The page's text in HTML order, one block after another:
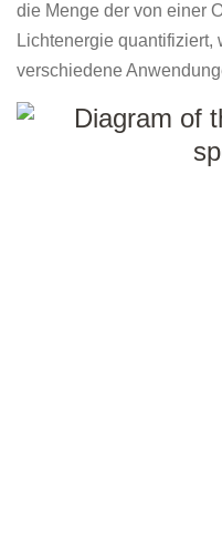
die Menge der von einer
Lichtenergie quantifiziert,
verschiedene